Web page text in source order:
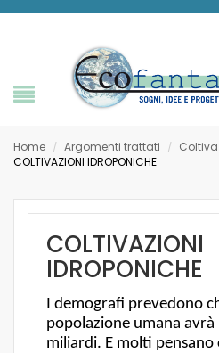
Home / Argomenti trattati /
COLTIVAZIONI IDROPONICHE
COLTIVAZIONI
IDROPONICHE
I demografi prevedono
popolazione umana
miliardi. E molti pensano